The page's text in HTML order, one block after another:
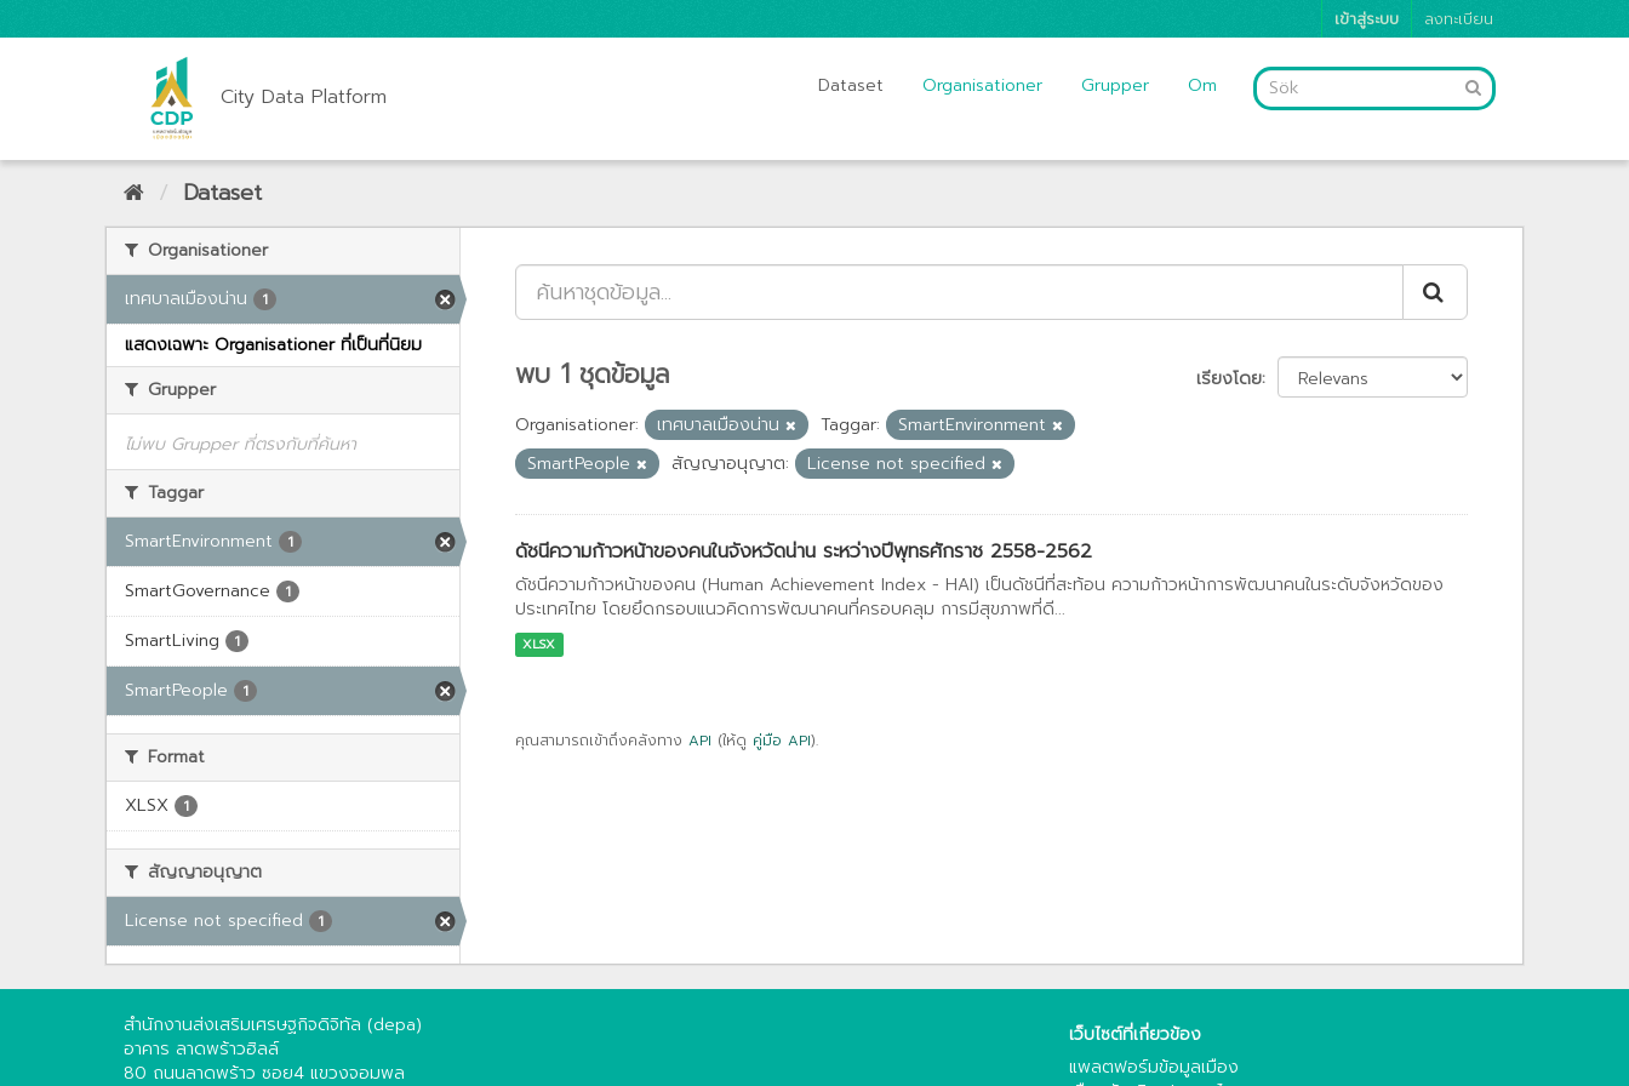
เข้าสู่ระบบ ลงทะเบียน
City Data Platform Dataset Organisationer Grupper Om
Dataset
Organisationer
เทศบาลเมืองน่าน
1
แสดงเฉพาะ Organisationer ที่เป็นที่นิยม
Grupper
ไม่พบ Grupper ที่ตรงกับที่ค้นหา
Taggar
SmartEnvironment
1
SmartGovernance 1
SmartLiving 1
SmartPeople 1
Format
XLSX
1
สัญญาอนุญาต
License not specified
1
เรียงโดย
พบ 1 ชุดข้อมูล
Organisationer: เทศบาลเมืองน่าน Taggar:
SmartEnvironment
SmartPeople
สัญญาอนุญาต: License not specified
ดัชนีความก้าวหน้าของคนในจังหวัดน่าน ระหว่างปีพุทธศักราช 2558-2562
ดัชนีความก้าวหน้าของคน (Human Achievement Index - HAI) เป็นดัชนีที่สะท้อน ความก้าวหน้าการพัฒนาคนในระดับจังหวัดของ
ประเทศไทย โดยยึดกรอบแนวคิดการพัฒนาคนที่ครอบคลุม การมีสุขภาพที่ดี...
XLSX
คุณสามารถเข้าถึงคลังทาง API (ให้ดู คู่มือ API).
สำนักงานส่งเสริมเศรษฐกิจดิจิทัล (depa)
อาคาร ลาดพร้าวฮิลล์
80 ถนนลาดพร้าว ซอย4 แขวงจอมพล
เว็บไซต์ที่เกี่ยวข้อง
แพลตฟอร์มข้อมูลเมือง